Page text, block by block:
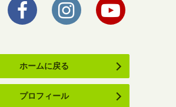
ホームに戻る
プロフィール